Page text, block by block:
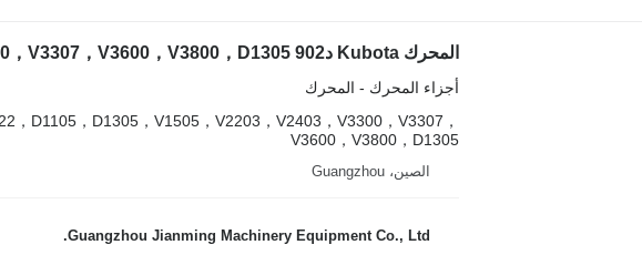
أجزاء المحرك - المحرك
，D1105，D1305，V1505，V2203，V2403，V3300，V3307，
V3600，V3800，D1305
الصين، Guangzhou
Guangzhou Jianming Machinery Equipment Co., Ltd.